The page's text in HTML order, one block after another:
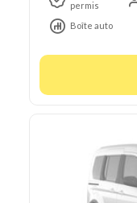
permis
Boîte auto